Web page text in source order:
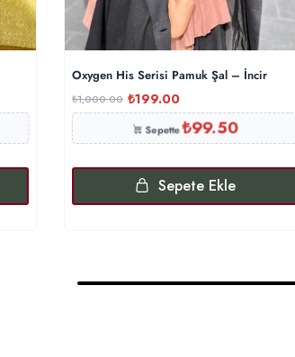
Oxygen His Serisi Pamuk Şal – İncir
₺1,000.00 ₺199.00
Sepette₺99.50
Sepete Ekle